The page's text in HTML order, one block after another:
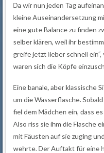
Da wir nun jeden Tag
kleine Auseinandersetzung
eine gute Balance zu finden
selber klären, weil ihr
greife jetzt lieber schnell
waren sich die Köpfe
Eine banale, aber klassische
um die Wasserflasche.
fiel dem Mädchen ein, dass
Also riss sie ihm die Flasche
mit Fäusten auf sie zuging
wehrte. Der Auftakt für eine